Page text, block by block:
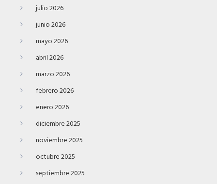
julio 2026
junio 2026
mayo 2026
abril 2026
marzo 2026
febrero 2026
enero 2026
diciembre 2025
noviembre 2025
octubre 2025
septiembre 2025